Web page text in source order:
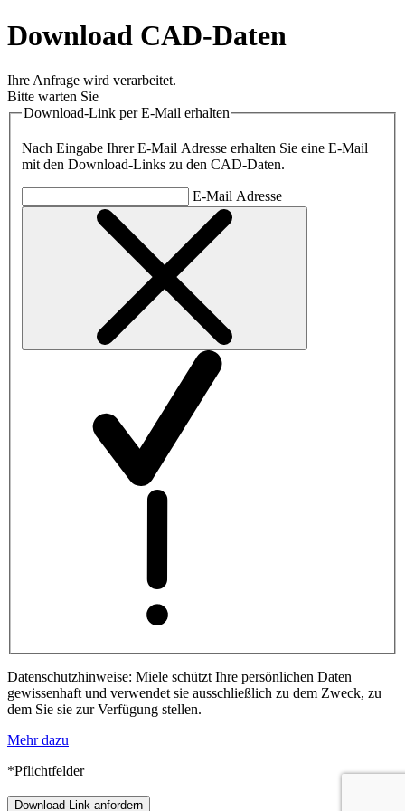
Download CAD-Daten
Ihre Anfrage wird verarbeitet.
Bitte warten Sie
Download-Link per E-Mail erhalten
Nach Eingabe Ihrer E-Mail Adresse erhalten Sie eine E-Mail
mit den Download-Links zu den CAD-Daten.
E-Mail Adresse
Datenschutzhinweise: Miele schützt Ihre persönlichen Daten
gewissenhaft und verwendet sie ausschließlich zu dem Zweck, zu
dem Sie sie zur Verfügung stellen.
Mehr dazu
*Pflichtfelder